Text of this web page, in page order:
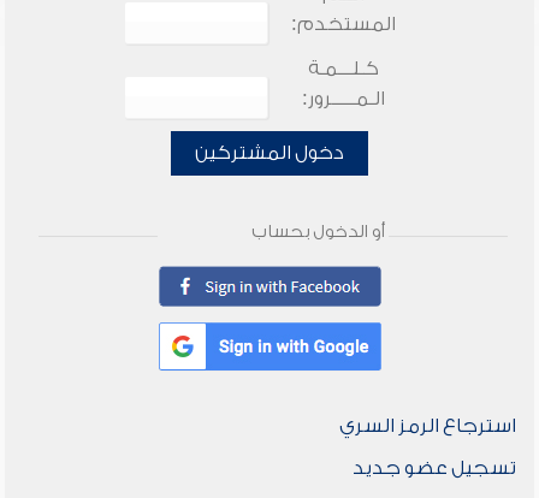
المستخدم:
كـلـــمـة
الـمـــــرور:
دخول المشتركين
أو الدخول بحساب
استرجاع الرمز السري
تسجيل عضو جديد